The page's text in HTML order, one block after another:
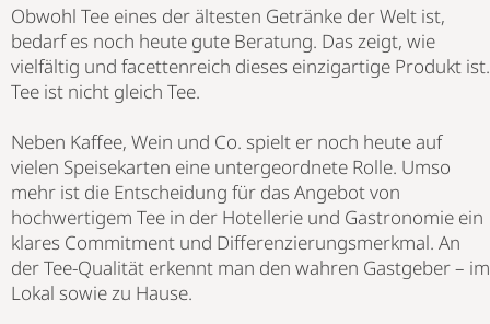
Obwohl Tee eines der ältesten Getränke der Welt ist,
bedarf es noch heute gute Beratung. Das zeigt, wie
vielfältig und facettenreich dieses einzigartige Produkt ist.
Tee ist nicht gleich Tee.
Neben Kaffee, Wein und Co. spielt er noch heute auf
vielen Speisekarten eine untergeordnete Rolle. Umso
mehr ist die Entscheidung für das Angebot von
hochwertigem Tee in der Hotellerie und Gastronomie ein
klares Commitment und Differenzierungsmerkmal. An
der Tee-Qualität erkennt man den wahren Gastgeber – im
Lokal sowie zu Hause.